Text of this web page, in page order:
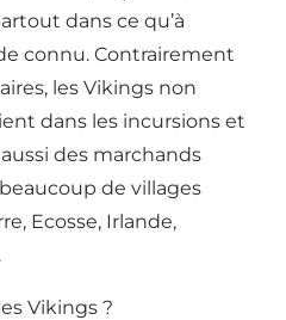
dans ce qu’à
connu. Contrairement
les Vikings non
dans les incursions et
des marchands
de villages
Ecosse, Irlande,
Vikings ?